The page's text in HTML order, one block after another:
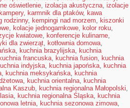
oświetlenie, izolacja akustyczna, izolacje
kampery, karmnik dla ptaków, kawa
rodzinny, kempingi nad morzem, kiszonki
, kolacje jednogarnkowe, kolor roku,
kwiatowe, konferencje kulinarne,
dla zwierząt, kotłownia domowa,
, kuchnia brazylijska, kuchnia
kuchnia francuska, kuchnia fusion, kuchnia
indyjska, kuchnia japońska, kuchnia
, kuchnia meksykańska, kuchnia
, kuchnia orientalna, kuchnia
Kaszub, kuchnia regionalna Małopolski,
, kuchnia regionalna Śląska, kuchnia
letnia, kuchnia sezonowa zimowa,